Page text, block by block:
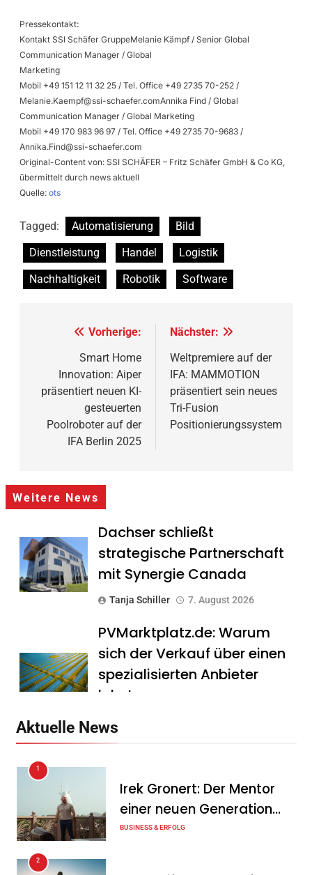
Pressekontakt:
Kontakt SSI Schäfer GruppeMelanie Kämpf / Senior Global
Communication Manager / Global
Marketing
Mobil +49 151 12 11 32 25 / Tel. Office +49 2735 70-252 /
Melanie.Kaempf@ssi-schaefer.comAnnika Find / Global
Communication Manager / Global Marketing
Mobil +49 170 983 96 97 / Tel. Office +49 2735 70-9683 /
Annika.Find@ssi-schaefer.com
Original-Content von: SSI SCHÄFER – Fritz Schäfer GmbH & Co KG,
übermittelt durch news aktuell
Quelle: ots
Tagged: Automatisierung
Bild
Dienstleistung
Handel
Logistik
Nachhaltigkeit
Robotik Software
Beitragsnavigation
Vorherige:
Smart Home
Innovation: Aiper
präsentiert neuen KI-
gesteuerten
Poolroboter auf der
IFA Berlin 2025
Nächster:
Weltpremiere auf der
IFA: MAMMOTION
präsentiert sein neues
Tri-Fusion
Positionierungssystem
Weitere News
Dachser schließt
strategische Partnerschaft
mit Synergie Canada
Tanja Schiller 7. August 2026
PVMarktplatz.de: Warum
sich der Verkauf über einen
spezialisierten Anbieter
lohnt
Mitarbeitergespräch pro
Jahr nichts verändert – und
was stattdessen
Verbindlichkeit schafft
Aktuelle News
1
Irek Gronert: Der Mentor
einer neuen Generation
von Unternehmern
BUSINESS & ERFOLG
2